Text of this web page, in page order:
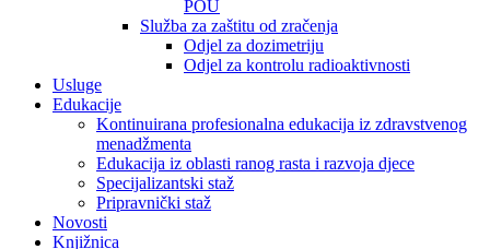
POU
Služba za zaštitu od zračenja
Odjel za dozimetriju
Odjel za kontrolu radioaktivnosti
Usluge
Edukacije
Kontinuirana profesionalna edukacija iz zdravstvenog
menadžmenta
Edukacija iz oblasti ranog rasta i razvoja djece
Specijalizantski staž
Pripravnički staž
Novosti
Knjižnica